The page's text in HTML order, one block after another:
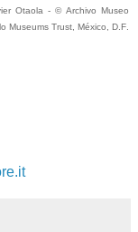
Otaola - © Archivo Museo
Museums Trust, México, D.F.